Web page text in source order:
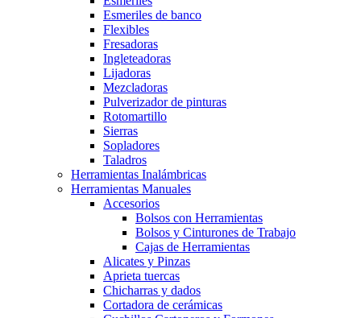
Esmeriles de banco
Flexibles
Fresadoras
Ingleteadoras
Lijadoras
Mezcladoras
Pulverizador de pinturas
Rotomartillo
Sierras
Sopladores
Taladros
Herramientas Inalámbricas
Herramientas Manuales
Accesorios
Bolsos con Herramientas
Bolsos y Cinturones de Trabajo
Cajas de Herramientas
Alicates y Pinzas
Aprieta tuercas
Chicharras y dados
Cortadora de cerámicas